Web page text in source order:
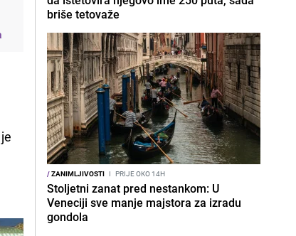
briše tetovaže
/ZANIMLJIVOSTI I PRIJE OKO 14H
Stoljetni zanat pred nestankom: U
Veneciji sve manje majstora za izradu
gondola